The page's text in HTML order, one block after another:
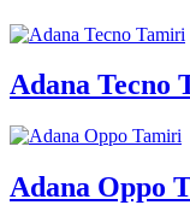
Adana Tecno
Adana Oppo